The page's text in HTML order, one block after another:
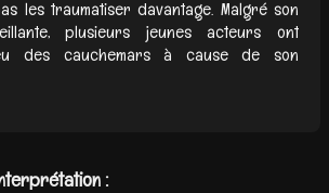
les traumatiser davantage. Malgré son
plusieurs jeunes acteurs ont
des cauchemars à cause de son
: